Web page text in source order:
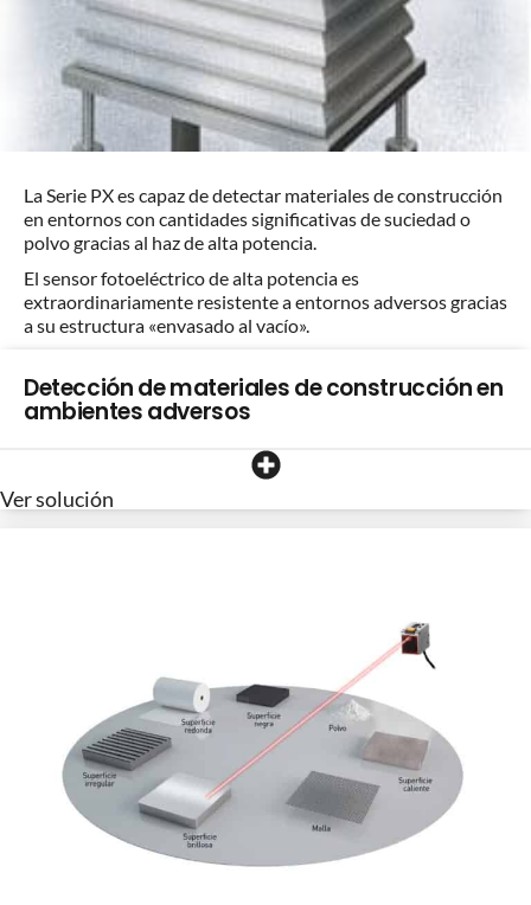
La Serie PX es capaz de detectar materiales de construcción
en entornos con cantidades significativas de suciedad o
polvo gracias al haz de alta potencia.
El sensor fotoeléctrico de alta potencia es
extraordinariamente resistente a entornos adversos gracias
a su estructura «envasado al vacío».
Detección de materiales de construcción en
ambientes adversos
Ver solución